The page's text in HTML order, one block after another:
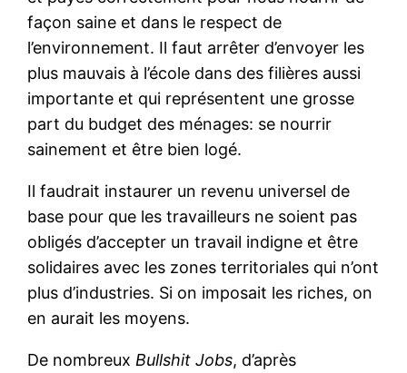
façon saine et dans le respect de
l’environnement. Il faut arrêter d’envoyer les
plus mauvais à l’école dans des filières aussi
importante et qui représentent une grosse
part du budget des ménages: se nourrir
sainement et être bien logé.
Il faudrait instaurer un revenu universel de
base pour que les travailleurs ne soient pas
obligés d’accepter un travail indigne et être
solidaires avec les zones territoriales qui n’ont
plus d’industries. Si on imposait les riches, on
en aurait les moyens.
De nombreux Bullshit Jobs, d’après